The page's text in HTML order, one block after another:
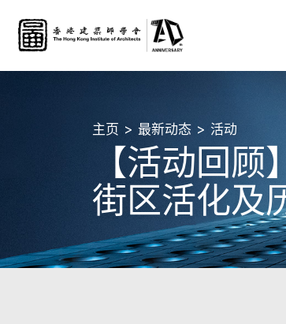
主页 最新动态 活动
【活动回
街区活化及